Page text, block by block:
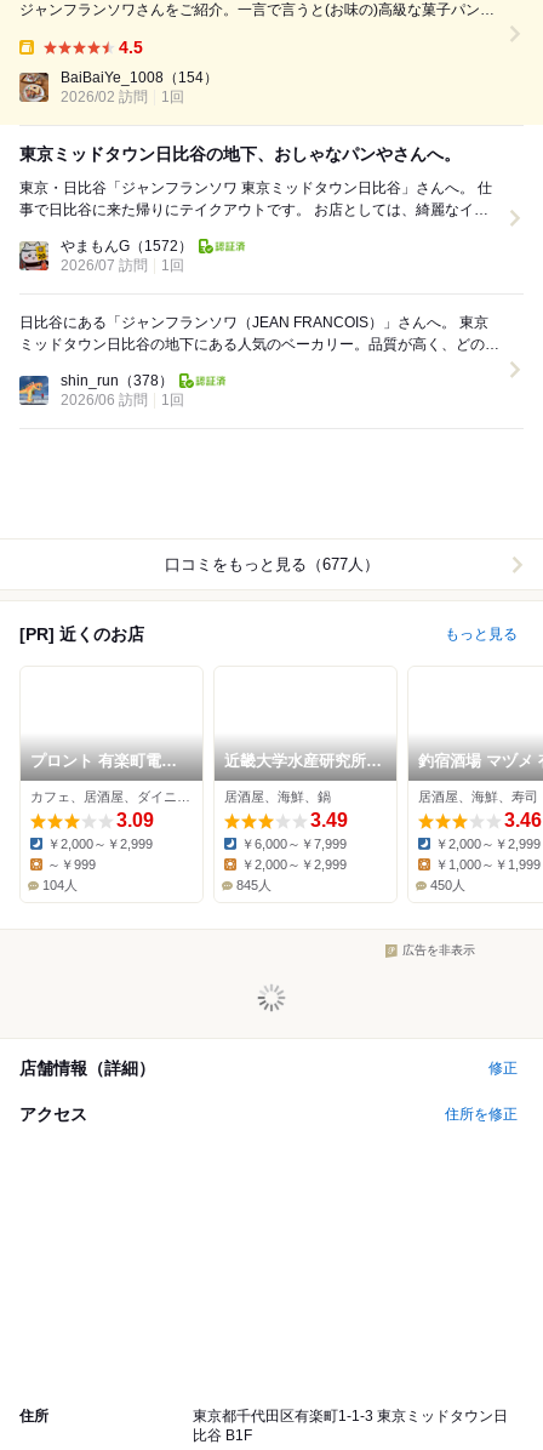
ジャンフランソワさんをご紹介。一言で言うと(お味の)高級な菓子パンで
キーさに私個人はどっぷりハマっています。 クッキー生地はザクっと、
噛むとすぐにバターの芳醇な...
4.5
BaiBaiYe_1008 （154）
2026/02 訪問
1回
東京ミッドタウン日比谷の地下、おしゃなパンやさんへ。
東京・日比谷「ジャンフランソワ 東京ミッドタウン日比谷」さんへ。 仕
事で日比谷に来た帰りにテイクアウトです。 お店としては、綺麗なイー
やまもんG （1572）
2026/07 訪問
1回
日比谷にある「ジャンフランソワ（JEAN FRANCOIS）」さんへ。 東京
ミッドタウン日比谷の地下にある人気のベーカリー。品質が高く、どのパ
shin_run （378）
2026/06 訪問
1回
口コミをもっと見る（677人）
[PR] 近くのお店 もっと見る
プロント 有楽町電気
ビル店
3.09
Dinner:
￥2,000～￥2,999
～￥999
104人
近畿大学水産研究所
銀座店
居酒屋、海鮮、鍋
3.49
Dinner:
￥6,000～￥7,999
￥2,000～￥2,999
845人
釣宿酒場 マヅメ 有楽
町電気ビル店
居酒屋、海鮮、寿司
3.46
Dinner:
￥2,000～￥2,999
￥1,000～￥1,999
450人
広告を非表示
店舗情報（詳細） 修正
アクセス 住所を修正
住所
東京都千代田区有楽町1-1-3 東京ミッドタウン日
比谷 B1F